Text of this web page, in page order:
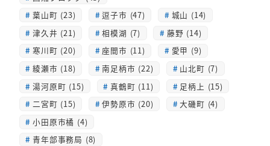
葉山町 (23)
逗子市 (47)
城山 (14)
津久井 (21)
相模湖 (7)
藤野 (14)
寒川町 (20)
座間市 (11)
愛甲 (9)
綾瀬市 (18)
南足柄市 (22)
山北町 (7)
湯河原町 (15)
真鶴町 (11)
足柄上 (15)
二宮町 (15)
伊勢原市 (20)
大磯町 (4)
小田原市橘 (4)
青年部事務局 (8)